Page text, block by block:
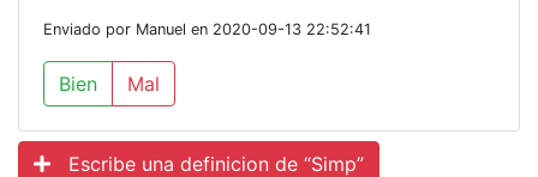
Enviado por Manuel en 2020-09-13 22:52:41
Bien Mal
Escribe una definicion de “Simp”